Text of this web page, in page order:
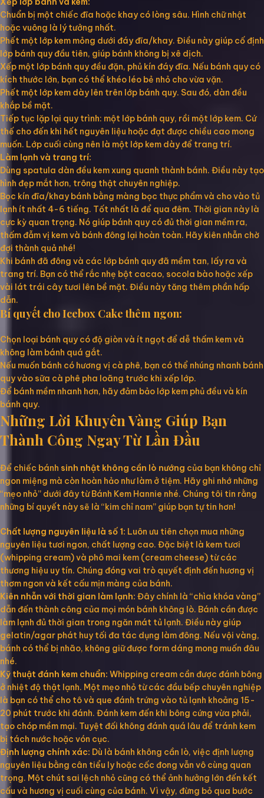
Chuẩn bị một chiếc đĩa hoặc khay có lòng sâu. Hình chữ nhật
hoặc vuông là lý tưởng nhất.
Phết một lớp kem mỏng dưới đáy đĩa/khay. Điều này giúp cố định
lớp bánh quy đầu tiên, giúp bánh không bị xê dịch.
Xếp một lớp bánh quy đều đặn, phủ kín đáy đĩa. Nếu bánh quy có
kích thước lớn, bạn có thể khéo léo bẻ nhỏ cho vừa vặn.
Phết một lớp kem dày lên trên lớp bánh quy. Sau đó, dàn đều
khắp bề mặt.
Tiếp tục lặp lại quy trình: một lớp bánh quy, rồi một lớp kem. Cứ
thế cho đến khi hết nguyên liệu hoặc đạt được chiều cao mong
muốn. Lớp cuối cùng nên là một lớp kem dày để trang trí.
Làm lạnh và trang trí:
Dùng spatula dàn đều kem xung quanh thành bánh. Điều này tạo
hình đẹp mắt hơn, trông thật chuyên nghiệp.
Bọc kín đĩa/khay bánh bằng màng bọc thực phẩm và cho vào tủ
lạnh ít nhất 4-6 tiếng. Tốt nhất là để qua đêm. Thời gian này là
cực kỳ quan trọng. Nó giúp bánh quy có đủ thời gian mềm ra,
thấm đẫm vị kem và bánh đông lại hoàn toàn. Hãy kiên nhẫn chờ
đợi thành quả nhé!
Khi bánh đã đông và các lớp bánh quy đã mềm tan, lấy ra và
trang trí. Bạn có thể rắc nhẹ bột cacao, socola bào hoặc xếp
vài lát trái cây tươi lên bề mặt. Điều này tăng thêm phần hấp
dẫn.
Bí quyết cho Icebox Cake thêm ngon:
Chọn loại bánh quy có độ giòn và ít ngọt để dễ thấm kem và
không làm bánh quá gắt.
Nếu muốn bánh có hương vị cà phê, bạn có thể nhúng nhanh bánh
quy vào sữa cà phê pha loãng trước khi xếp lớp.
Để bánh mềm nhanh hơn, hãy đảm bảo lớp kem phủ đều và kín
bánh quy.
Những Lời Khuyên Vàng Giúp Bạn
Thành Công Ngay Từ Lần Đầu
Để chiếc bánh sinh nhật không cần lò nướng của bạn không chỉ
ngon miệng mà còn hoàn hảo như làm ở tiệm. Hãy ghi nhớ những
“mẹo nhỏ” dưới đây từ Bánh Kem Hannie nhé. Chúng tôi tin rằng
những bí quyết này sẽ là “kim chỉ nam” giúp bạn tự tin hơn!
Chất lượng nguyên liệu là số 1: Luôn ưu tiên chọn mua những
nguyên liệu tươi ngon, chất lượng cao. Đặc biệt là kem tươi
(whipping cream) và phô mai kem (cream cheese) từ các
thương hiệu uy tín. Chúng đóng vai trò quyết định đến hương vị
thơm ngon và kết cấu mịn màng của bánh.
Kiên nhẫn với thời gian làm lạnh: Đây chính là “chìa khóa vàng”
dẫn đến thành công của mọi món bánh không lò. Bánh cần được
làm lạnh đủ thời gian trong ngăn mát tủ lạnh. Điều này giúp
gelatin/agar phát huy tối đa tác dụng làm đông. Nếu vội vàng,
bánh có thể bị nhão, không giữ được form dáng mong muốn đâu
nhé.
Kỹ thuật đánh kem chuẩn: Whipping cream cần được đánh bông
ở nhiệt độ thật lạnh. Một mẹo nhỏ từ các đầu bếp chuyên nghiệp
là bạn có thể cho tô và que đánh trứng vào tủ lạnh khoảng 15-
20 phút trước khi đánh. Đánh kem đến khi bông cứng vừa phải,
tạo chóp mềm mại. Tuyệt đối không đánh quá lâu để tránh kem
bị tách nước hoặc vón cục.
Định lượng chính xác: Dù là bánh không cần lò, việc định lượng
nguyên liệu bằng cân tiểu ly hoặc cốc đong vẫn vô cùng quan
trọng. Một chút sai lệch nhỏ cũng có thể ảnh hưởng lớn đến kết
cấu và hương vị cuối cùng của bánh. Vì vậy, đừng bỏ qua bước